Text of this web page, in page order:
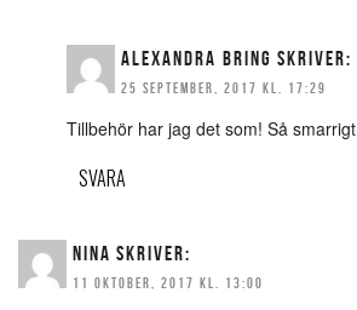
ALEXANDRA BRING SKRIVER:
25 SEPTEMBER, 2017 KL. 17:29
Tillbehör har jag det som! Så smarrigt
SVARA
NINA SKRIVER:
11 OKTOBER, 2017 KL. 13:00